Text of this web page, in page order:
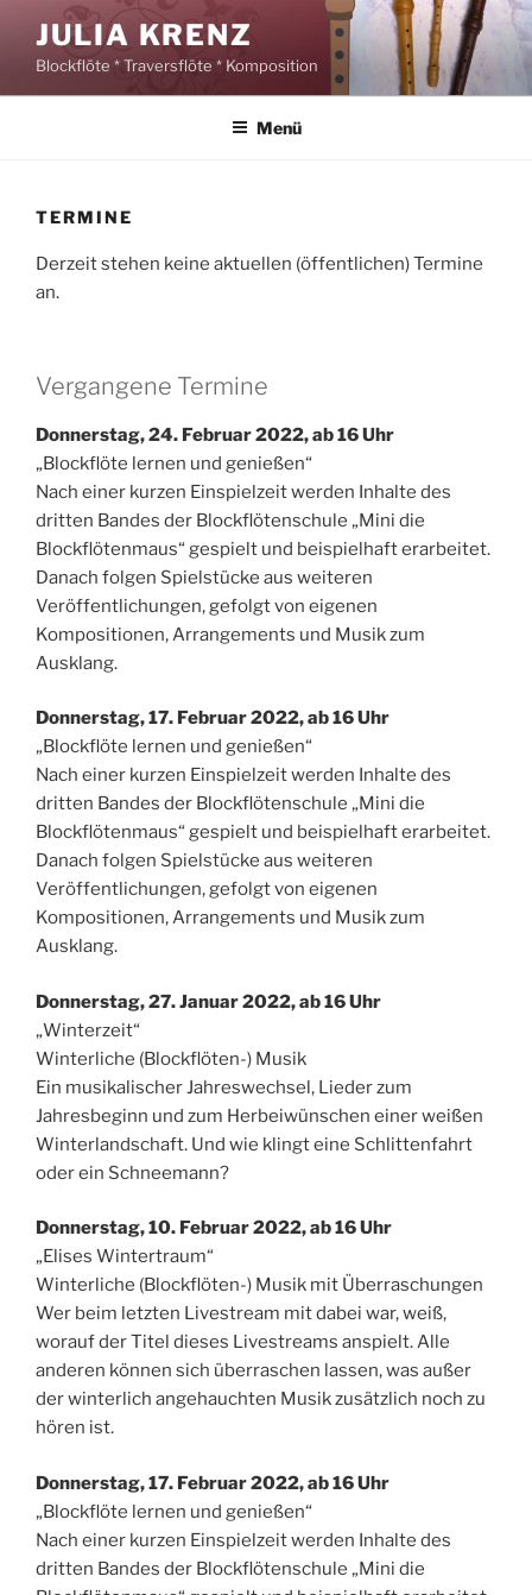
Inhalt
springen
JULIA KRENZ
Blockflöte * Traversflöte * Komposition
Menü
TERMINE
Derzeit stehen keine aktuellen (öffentlichen) Termine
an.
Vergangene Termine
Donnerstag, 24. Februar 2022, ab 16 Uhr
„Blockflöte lernen und genießen“
Nach einer kurzen Einspielzeit werden Inhalte des
dritten Bandes der Blockflötenschule „Mini die
Blockflötenmaus“ gespielt und beispielhaft erarbeitet.
Danach folgen Spielstücke aus weiteren
Veröffentlichungen, gefolgt von eigenen
Kompositionen, Arrangements und Musik zum
Ausklang.
Donnerstag, 17. Februar 2022, ab 16 Uhr
„Blockflöte lernen und genießen“
Nach einer kurzen Einspielzeit werden Inhalte des
dritten Bandes der Blockflötenschule „Mini die
Blockflötenmaus“ gespielt und beispielhaft erarbeitet.
Danach folgen Spielstücke aus weiteren
Veröffentlichungen, gefolgt von eigenen
Kompositionen, Arrangements und Musik zum
Ausklang.
Donnerstag, 27. Januar 2022, ab 16 Uhr
„Winterzeit“
Winterliche (Blockflöten-) Musik
Ein musikalischer Jahreswechsel, Lieder zum
Jahresbeginn und zum Herbeiwünschen einer weißen
Winterlandschaft. Und wie klingt eine Schlittenfahrt
oder ein Schneemann?
Donnerstag, 10. Februar 2022, ab 16 Uhr
„Elises Wintertraum“
Winterliche (Blockflöten-) Musik mit Überraschungen
Wer beim letzten Livestream mit dabei war, weiß,
worauf der Titel dieses Livestreams anspielt. Alle
anderen können sich überraschen lassen, was außer
der winterlich angehauchten Musik zusätzlich noch zu
hören ist.
Donnerstag, 17. Februar 2022, ab 16 Uhr
„Blockflöte lernen und genießen“
Nach einer kurzen Einspielzeit werden Inhalte des
dritten Bandes der Blockflötenschule „Mini die